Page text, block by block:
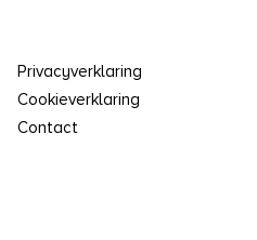
Privacyverklaring
Cookieverklaring
Contact